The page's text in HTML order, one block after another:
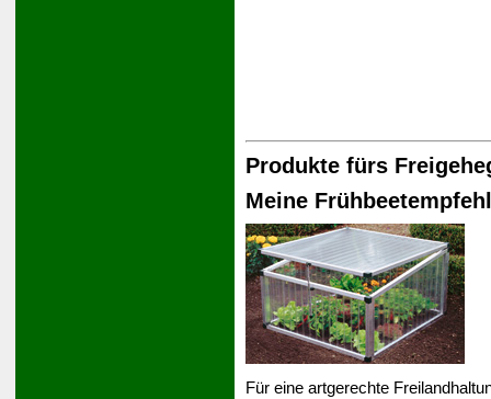
Produkte fürs
Meine
Für eine artgerechte